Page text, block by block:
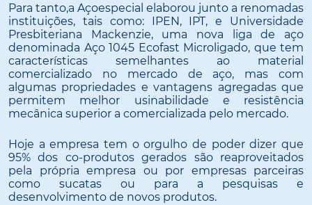
Para tanto,a Açoespecial elaborou junto a renomadas
instituições, tais como: IPEN, IPT, e Universidade
Presbiteriana Mackenzie, uma nova liga de aço
denominada Aço 1045 Ecofast Microligado, que tem
características semelhantes ao material
comercializado no mercado de aço, mas com
algumas propriedades e vantagens agregadas que
permitem melhor usinabilidade e resistência
mecânica superior a comercializada pelo mercado.
Hoje a empresa tem o orgulho de poder dizer que
95% dos co-produtos gerados são reaproveitados
pela própria empresa ou por empresas parceiras
como sucatas ou para a pesquisas e
desenvolvimento de novos produtos.